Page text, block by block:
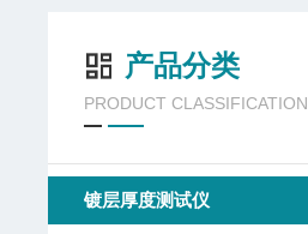
产品分类
PRODUCT CLASSIFICATION
镀层厚度测试仪